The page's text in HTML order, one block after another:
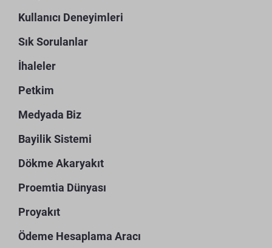
Kullanıcı Deneyimleri
Sık Sorulanlar
İhaleler
Petkim
Medyada Biz
Bayilik Sistemi
Dökme Akaryakıt
Proemtia Dünyası
Proyakıt
Ödeme Hesaplama Aracı